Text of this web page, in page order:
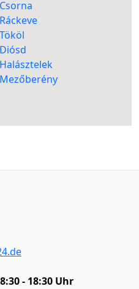
- 18:30 Uhr